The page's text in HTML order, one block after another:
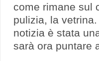
come rimane sul
pulizia, la
notizia è stata
sarà ora puntare